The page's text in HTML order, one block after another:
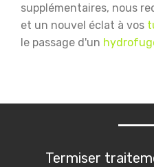
supplémentaires, nous
et un nouvel éclat à vos
le passage d'un
Termiser